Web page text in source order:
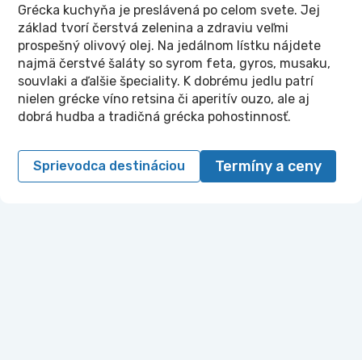
Grécka kuchyňa je preslávená po celom svete. Jej
základ tvorí čerstvá zelenina a zdraviu veľmi
prospešný olivový olej. Na jedálnom lístku nájdete
najmä čerstvé šaláty so syrom feta, gyros, musaku,
souvlaki a ďalšie špeciality. K dobrému jedlu patrí
nielen grécke víno retsina či aperitív ouzo, ale aj
dobrá hudba a tradičná grécka pohostinnosť.
Sprievodca destináciou Termíny a ceny